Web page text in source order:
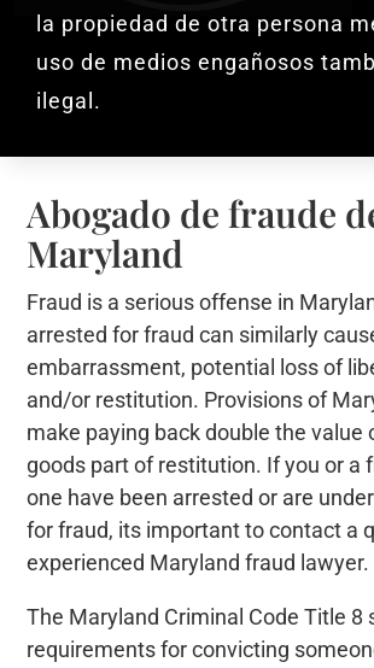
la propiedad de otra persona
uso de medios engañosos
ilegal.
Abogado de fraude
Maryland
Fraud is a serious offense in
arrested for fraud can similarly
embarrassment, potential loss of
and/or restitution. Provisions of
make paying back double the value
goods part of restitution. If you or a
one have been arrested or are
for fraud, its important to contact a
experienced Maryland fraud lawyer.
The Maryland Criminal Code Title 8
requirements for convicting